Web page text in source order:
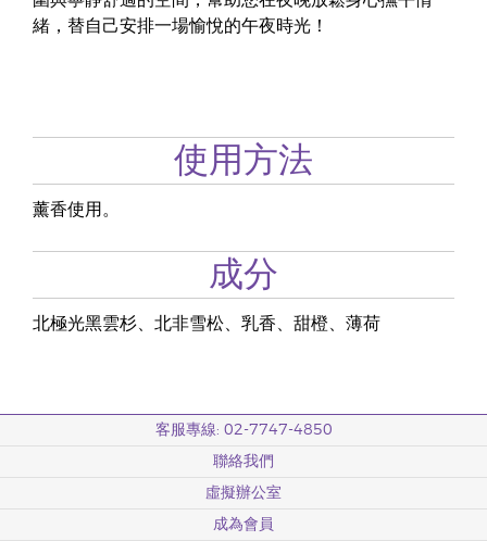
緒，替自己安排一場愉悅的午夜時光！
使用方法
薰香使用。
成分
北極光黑雲杉、北非雪松、乳香、甜橙、薄荷
客服專線: 02-7747-4850
聯絡我們
虛擬辦公室
成為會員